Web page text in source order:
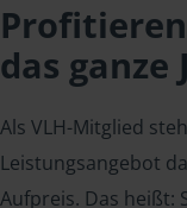
das ganze
Als VLH-Mitglied
Leistungsangebot
Aufpreis. Das heißt: